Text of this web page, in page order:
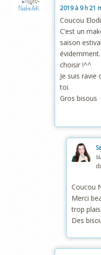
2019 à 9 h 21
Coucou
C’est un
saison
choisir !^^
Je suis
toi.
Gros bisous
Coucou
Merci
trop
Des